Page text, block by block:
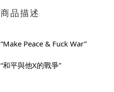
商品描述
“Make Peace & Fuck War”
“和平與他X的戰爭”